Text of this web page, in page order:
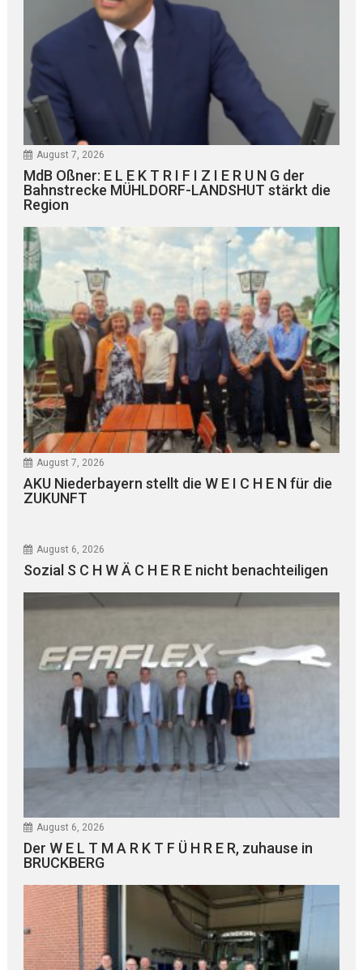
August 7, 2026
MdB Oßner: E L E K T R I F I Z I E R U N G der
Bahnstrecke MÜHLDORF-LANDSHUT stärkt die
Region
August 7, 2026
AKU Niederbayern stellt die W E I C H E N für die
ZUKUNFT
August 6, 2026
Sozial S C H W Ä C H E R E nicht benachteiligen
August 6, 2026
Der W E L T M A R K T F Ü H R E R, zuhause in
BRUCKBERG